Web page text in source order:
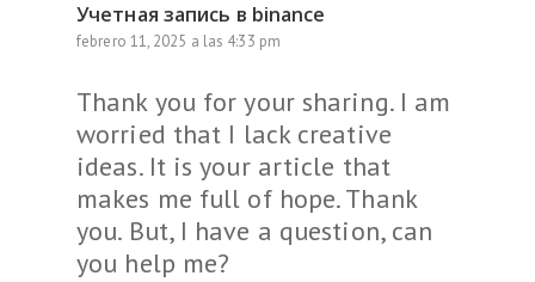
Учетная запись в binance
febrero 11, 2025 a las 4:33 pm
Thank you for your sharing. I am
worried that I lack creative
ideas. It is your article that
makes me full of hope. Thank
you. But, I have a question, can
you help me?